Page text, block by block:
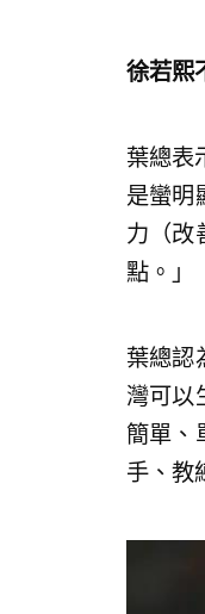
徐若熙
葉總表
是蠻明
力（改
點。」
葉總認
灣可以
簡單、
手、教